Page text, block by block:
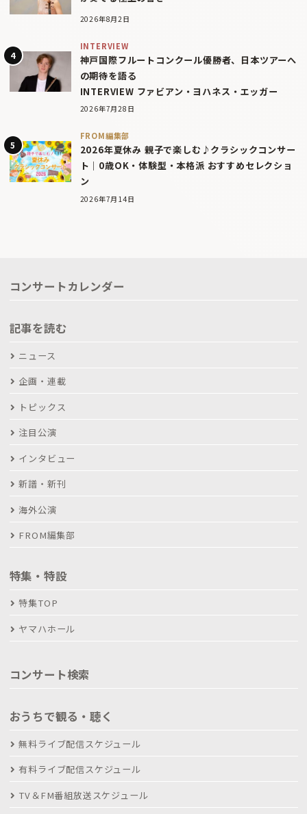
2026年8月2日
INTERVIEW
神戸国際フルートコンクール優勝者、日本ツアーへ
の期待を語る
INTERVIEW ファビアン・ヨハネス・エッガー
2026年7月28日
FROM編集部
2026年夏休み 親子で楽しむ♪クラシックコンサー
ト｜0歳OK・体験型・本格派 おすすめセレクショ
ン
2026年7月14日
コンサートカレンダー
記事を読む
ニュース
企画・連載
トピックス
注目公演
インタビュー
新譜・新刊
海外公演
FROM編集部
特集・特設
特集TOP
ヤマハホール
コンサート検索
おうちで観る・聴く
無料ライブ配信スケジュール
有料ライブ配信スケジュール
TV＆FM番組放送スケジュール